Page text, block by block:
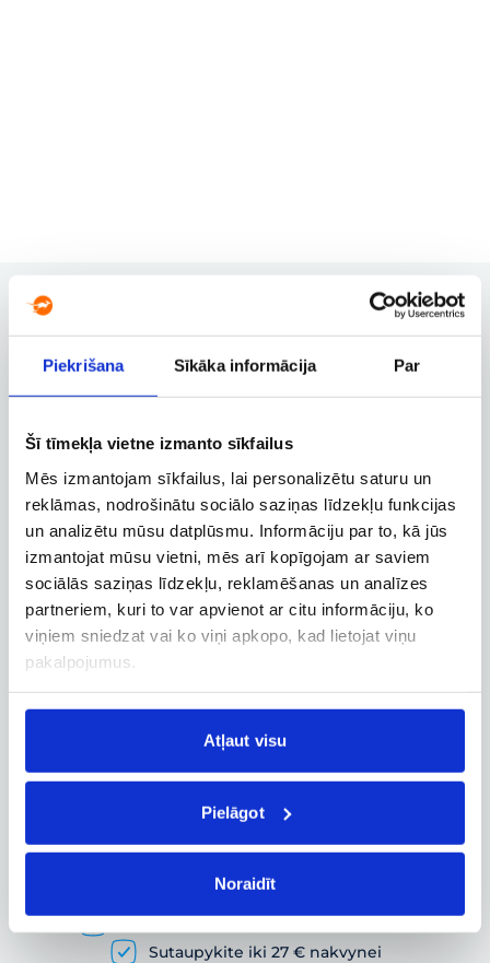
Piekrišana Sīkāka informācija Par
Šī tīmekļa vietne izmanto sīkfailus
Mēs izmantojam sīkfailus, lai personalizētu saturu un
reklāmas, nodrošinātu sociālo saziņas līdzekļu funkcijas
un analizētu mūsu datplūsmu. Informāciju par to, kā jūs
izmantojat mūsu vietni, mēs arī kopīgojam ar saviem
sociālās saziņas līdzekļu, reklamēšanas un analīzes
partneriem, kuri to var apvienot ar citu informāciju, ko
viņiem sniedzat vai ko viņi apkopo, kad lietojat viņu
pakalpojumus.
Atļaut visu
Pielāgot
Noraidīt
Užsakymų valdymas
Užsakymo keitimas, atšaukimas ir
Verslo paskyra
Verslo, tarnybinių ir darbostogų
skrydžių užsakymai
Skrydžio sekimas
Skrydžio būsenos ir kitos aktualios
informacijos sekimas realiuoju laiku
Pigių skrydžių paieška ir lėktuvo bilietų
užsakymas
Gausybė skrydžių pasiūlymų
Sutaupykite iki 27 € nakvynei